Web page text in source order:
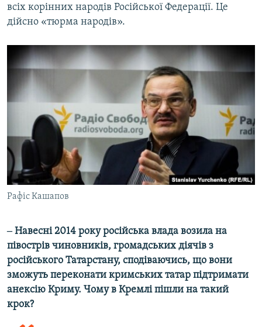
всіх корінних народів Російської Федерації. Це
дійсно «тюрма народів».
Рафіс Кашапов
‒ Навесні 2014 року російська влада возила на
півострів чиновників, громадських діячів з
російського Татарстану, сподіваючись, що вони
зможуть переконати кримських татар підтримати
анексію Криму. Чому в Кремлі пішли на такий
крок?